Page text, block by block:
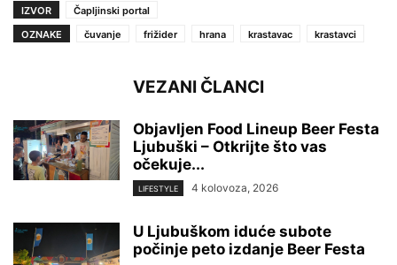
IZVOR
Čapljinski portal
OZNAKE
čuvanje frižider hrana krastavac krastavci
VEZANI ČLANCI
Objavljen Food Lineup Beer Festa
Ljubuški – Otkrijte što vas
očekuje...
LIFESTYLE 4 kolovoza, 2026
U Ljubuškom iduće subote
počinje peto izdanje Beer Festa